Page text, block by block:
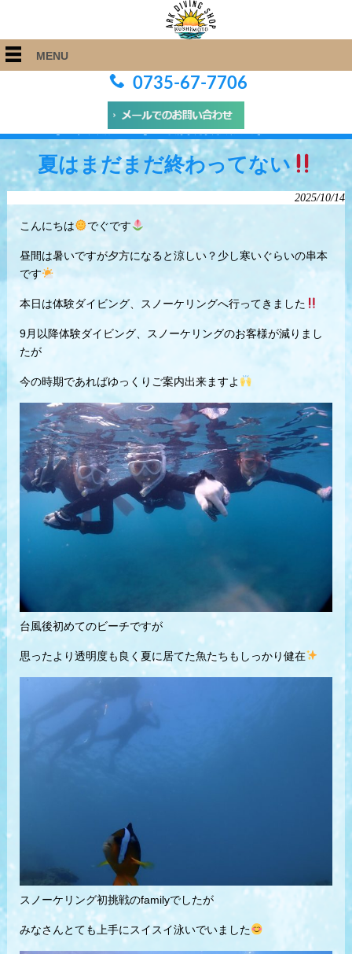
MENU
0735-67-7706
ARK Diving Shop 串本店 > Blog > 夏はまだまだ終わってない
夏はまだまだ終わってない
2025/10/14
こんにちは でぐです
昼間は暑いですが夕方になると涼しい？少し寒いぐらいの串本
です
本日は体験ダイビング、スノーケリングへ行ってきました
9月以降体験ダイビング、スノーケリングのお客様が減りまし
たが
今の時期であればゆっくりご案内出来ますよ
台風後初めてのビーチですが
思ったより透明度も良く夏に居てた魚たちもしっかり健在
スノーケリング初挑戦のfamilyでしたが
みなさんとても上手にスイスイ泳いでいました